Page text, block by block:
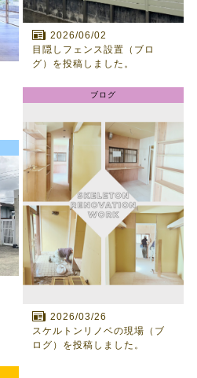
2026/06/02
目隠しフェンス設置（ブロ
グ）を投稿しました。
ブログ
2026/03/26
スケルトンリノベの現場（ブ
ログ）を投稿しました。